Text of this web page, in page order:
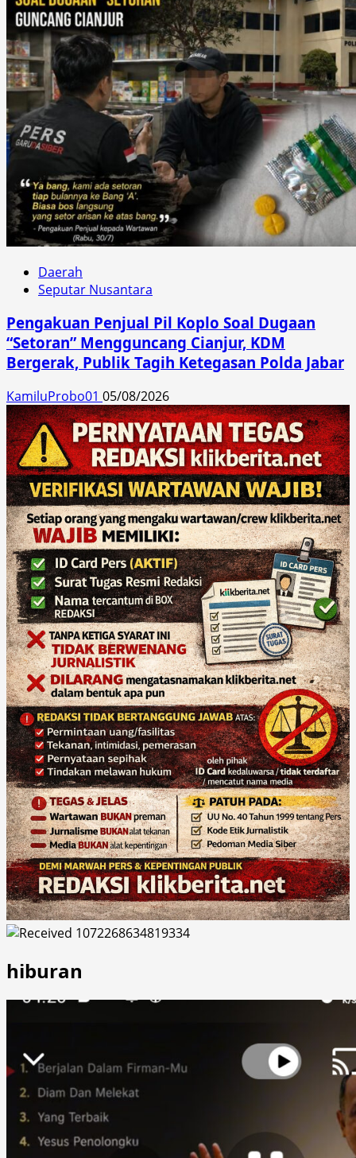
Daerah
Seputar Nusantara
Pengakuan Penjual Pil Koplo Soal Dugaan
“Setoran” Mengguncang Cianjur, KDM
Bergerak, Publik Tagih Ketegasan Polda Jabar
KamiluProbo01 05/08/2026
hiburan